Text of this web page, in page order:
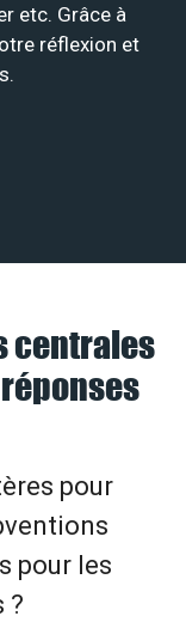
etc. Grâce à
réflexion et
centrales
pour
pour les
?